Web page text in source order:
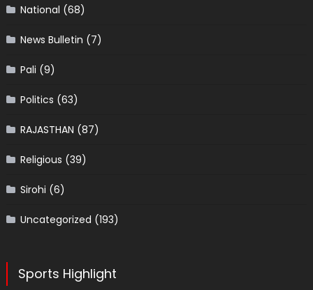
National (68)
News Bulletin (7)
Pali (9)
Politics (63)
RAJASTHAN (87)
Religious (39)
Sirohi (6)
Uncategorized (193)
Sports Highlight